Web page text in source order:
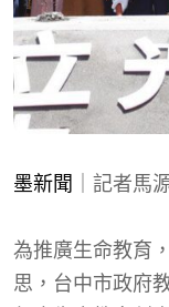
墨新聞 ｜記者馬
為推廣生命教育
思，台中市政府